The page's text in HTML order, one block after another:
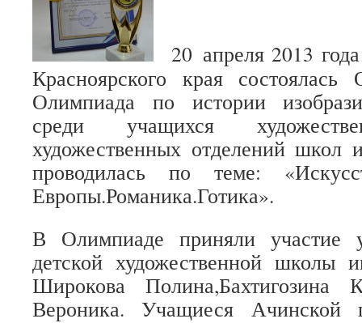
20 апреля 2013
Красноярского края состоялась
Олимпиада по истории
среди учащихся
художественных отделений школ
проводилась по теме:
Европы.Романика.Готика».
В Олимпиаде приняли участие
детской художественной
Широкова Полина,Бахтигозина
Вероника. Учащиеся Ачинской